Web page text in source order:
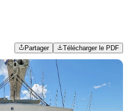
Partager Télécharger le PDF